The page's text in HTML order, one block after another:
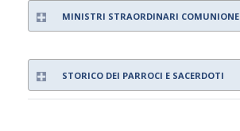
MINISTRI STRAORDINARI COMUNIONE
STORICO DEI PARROCI E SACERDOTI